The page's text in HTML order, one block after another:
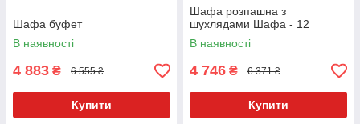
Шафа буфет
В наявності
4 883 ₴ 6 555 ₴
Купити
Шафа розпашна з
шухлядами Шафа - 12
В наявності
4 746 ₴ 6 371 ₴
Купити